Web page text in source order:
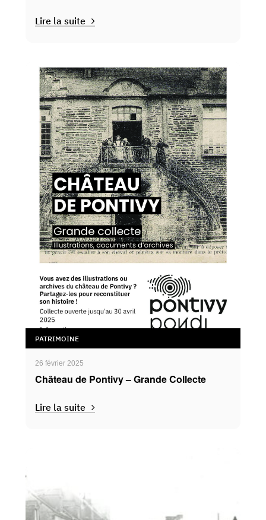
Lire la suite
PATRIMOINE
26 février 2025
Château de Pontivy – Grande Collecte
Lire la suite